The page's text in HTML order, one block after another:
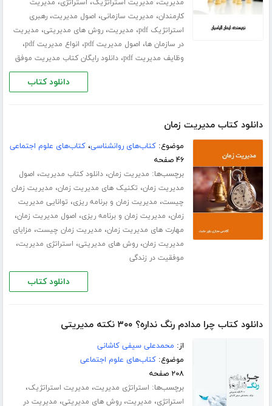
مدیریت، مدیریت استراتژیک، استراتژی، مدیریت
کارمندان، مدیریت سازمانی، اصول مدیریت،رهبری
استراتژیک pdf
، مدیریت،روش های مدیریتی، مدیریت
در سازمان ها، اصول مدیریت pdf ، انواع مدیریت pdf ،
وظایف مدیریت pdf ،دانلود رایگان کتاب مدیریت موفق
دانلود کتاب
دانلود کتاب مدیریت زمان
موضوع:کتاب‌های روانشناسی،کتاب‌های علوم اجتماعی
۴۶ صفحه
برچسب‌ها: مدیریت زمان،دانلود کتاب مدیریت، اصول
مدیریت زمان، تکنیک های مدیریت زمان، مدیریت زمان
چیست، مدیریت زمان و برنامه ریزی، توانایی مدیریت
زمان، مدیریت زمان و برنامه ریزی، اصول مدیریت زمان،
مهارت های مدیریت زمان، مدیریت زمان چیست، مزایای
مدیریت زمان،روش های مدیریتی، استراتژی مدیریت،
موفقیت در زندگی
دانلود کتاب
دانلود کتاب چرا مدادم رنگ نداره؟ ۳۰۰ نکته مدیریتی
از: محمدعلی سیفی کاشانی
موضوع:کتاب‌های علوم اجتماعی
۲۰۸ صفحه
برچسب‌ها: استراتژی مدیریت، مدیریت استراتژیک،
استراتژی، مدیریت،روش های مدیریتی، مدیریت در